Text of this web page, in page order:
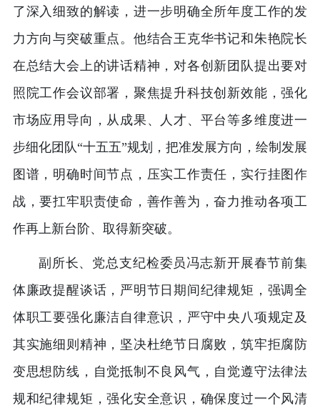
了深入细致的解读，进一步明确全所年度工作的发
力方向与突破重点。他结合王克华书记和朱艳院长
在总结大会上的讲话精神，对各创新团队提出要对
照院工作会议部署，聚焦提升科技创新效能，强化
市场应用导向，从成果、人才、平台等多维度进一
步细化团队“十五五”规划，把准发展方向，绘制发展
图谱，明确时间节点，压实工作责任，实行挂图作
战，要扛牢职责使命，善作善为，奋力推动各项工
作再上新台阶、取得新突破。
副所长、党总支纪检委员冯志新开展春节前集
体廉政提醒谈话，严明节日期间纪律规矩，强调全
体职工要强化廉洁自律意识，严守中央八项规定及
其实施细则精神，坚决杜绝节日腐败，筑牢拒腐防
变思想防线，自觉抵制不良风气，自觉遵守法律法
规和纪律规矩，强化安全意识，确保度过一个风清